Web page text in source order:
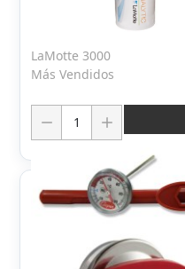
LaMotte 3000
Más Vendidos